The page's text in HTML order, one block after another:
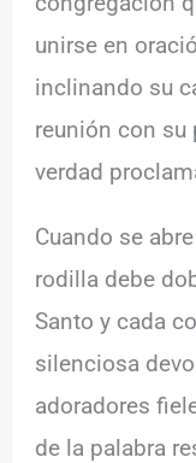
unirse en
inclinando su
reunión con su
verdad
Cuando se
rodilla debe
Santo y cada
silenciosa
adoradores
de la palabra